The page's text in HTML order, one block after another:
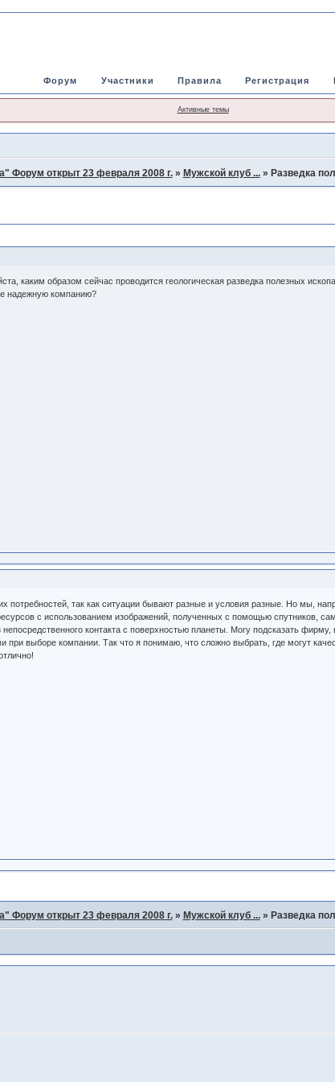
Форум Участники Правила Регистрация
Активные темы
Форум открыт 23 февраля 2008 г. » Мужской клуб ... » Разведка
каким образом сейчас проводится геологическая разведка полезных
надежную компанию?
потребностей, так как ситуации бывают разные и условия разные. Но мы,
с использованием изображений, полученных с помощью спутников,
контакта с поверхностью планеты. Могу подсказать
выборе компании. Так что я понимаю, что сложно выбрать, где могут
Форум открыт 23 февраля 2008 г. » Мужской клуб ... » Разведка